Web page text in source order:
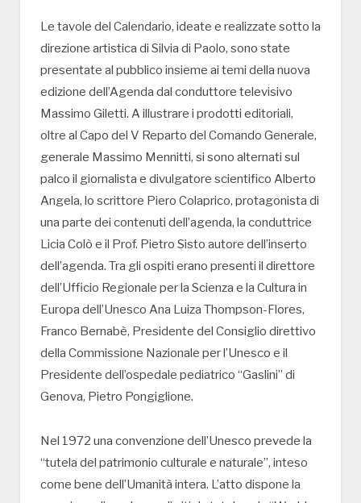
Le tavole del Calendario, ideate e realizzate sotto la
direzione artistica di Silvia di Paolo, sono state
presentate al pubblico insieme ai temi della nuova
edizione dell’Agenda dal conduttore televisivo
Massimo Giletti. A illustrare i prodotti editoriali,
oltre al Capo del V Reparto del Comando Generale,
generale Massimo Mennitti, si sono alternati sul
palco il giornalista e divulgatore scientifico Alberto
Angela, lo scrittore Piero Colaprico, protagonista di
una parte dei contenuti dell’agenda, la conduttrice
Licia Colò e il Prof. Pietro Sisto autore dell’inserto
dell’agenda. Tra gli ospiti erano presenti il direttore
dell’Ufficio Regionale per la Scienza e la Cultura in
Europa dell’Unesco Ana Luiza Thompson-Flores,
Franco Bernabè, Presidente del Consiglio direttivo
della Commissione Nazionale per l’Unesco e il
Presidente dell’ospedale pediatrico “Gaslini” di
Genova, Pietro Pongiglione.
Nel 1972 una convenzione dell’Unesco prevede la
“tutela del patrimonio culturale e naturale”, inteso
come bene dell’Umanità intera. L’atto dispone la